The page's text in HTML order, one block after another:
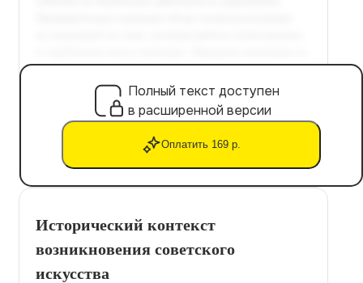
Полный текст доступен
в расширенной версии
Оплатить 169 р.
Исторический контекст
возникновения советского
искусства